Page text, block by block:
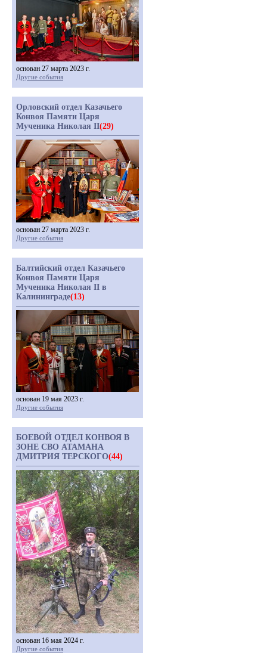
основан 27 марта 2023 г.
Другие события
Орловский отдел Казачьего
Конвоя Памяти Царя
Мученика Николая II(29)
основан 27 марта 2023 г.
Другие события
Балтийский отдел Казачьего
Конвоя Памяти Царя
Мученика Николая II в
Калининграде(13)
основан 19 мая 2023 г.
Другие события
БОЕВОЙ ОТДЕЛ КОНВОЯ В
ЗОНЕ СВО АТАМАНА
ДМИТРИЯ ТЕРСКОГО(44)
основан 16 мая 2024 г.
Другие события